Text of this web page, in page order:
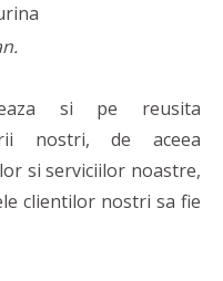
si pe reusita
nostri, de aceea
si serviciilor noastre,
clientilor nostri sa fie